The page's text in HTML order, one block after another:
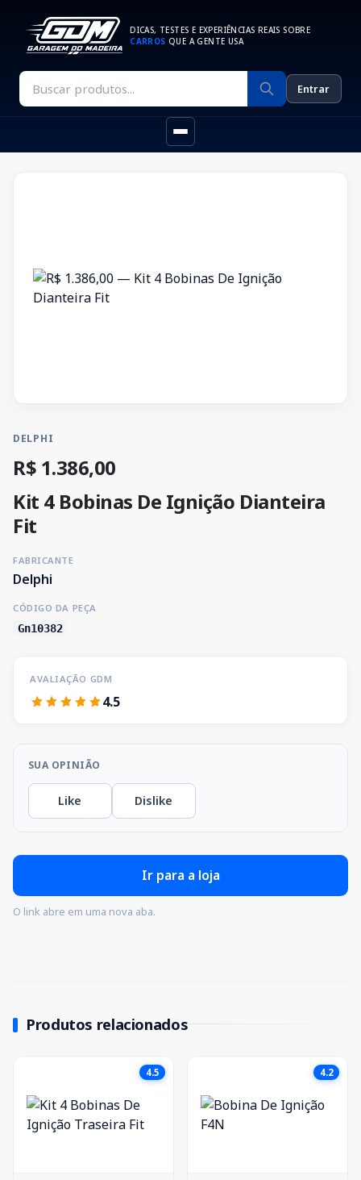
DICAS, TESTES E EXPERIÊNCIAS REAIS SOBRE
CARROS QUE A GENTE USA
Entrar
DELPHI
R$ 1.386,00
Kit 4 Bobinas De Ignição Dianteira
Fit
FABRICANTE
Delphi
CÓDIGO DA PEÇA
Gn10382
AVALIAÇÃO GDM
4.5
SUA OPINIÃO
Like Dislike
Ir para a loja
O link abre em uma nova aba.
Produtos relacionados
4.5 4.2